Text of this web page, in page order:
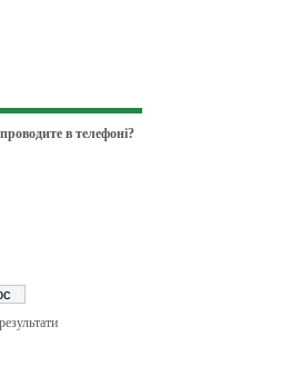
в телефоні?